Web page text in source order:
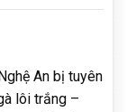
An bị tuyên
lôi trắng –